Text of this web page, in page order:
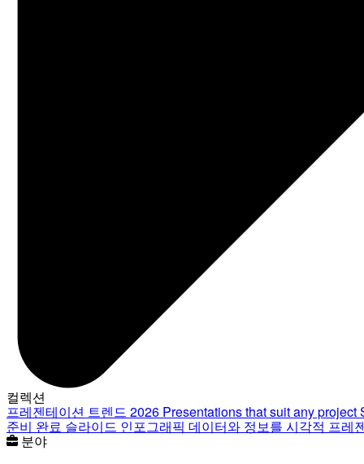
컬렉션
프레젠테이션 트렌드 2026 Presentations that suit any project
준비 완료 슬라이드 인포그래픽 데이터와 정보를 시각적 프레
분야